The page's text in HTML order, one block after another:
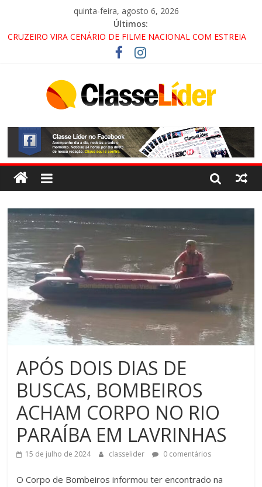
quinta-feira, agosto 6, 2026
Últimos:
CRUZEIRO VIRA CENÁRIO DE FILME NACIONAL COM ESTREIA
PROMOTOR DO GAECO
ACESSO À APARECIDA NA DUTRA SERÁ BLOQUEADO NO FIM
ALTERNATIVAS
LORENA, PINDAMONHANGABA E QUELUZ NA RETA FINAL
PELA FÁBRICA DA COCA-COLA!
APÓS DOIS DIAS DE
BUSCAS, BOMBEIROS
ACHAM CORPO NO RIO
PARAÍBA EM LAVRINHAS
15 de julho de 2024 classelider 0 comentários
O Corpo de Bombeiros informou ter encontrado na